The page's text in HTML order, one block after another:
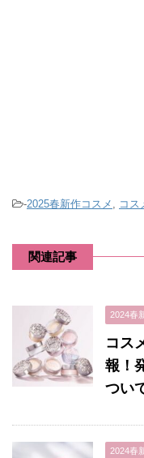
-2025春新作コスメ コス
関連記事
2024春
コス
報！
つい
2024春